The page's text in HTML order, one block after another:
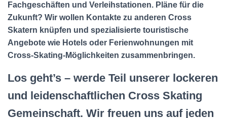
Fachgeschäften und Verleihstationen. Pläne für die
Zukunft? Wir wollen Kontakte zu anderen Cross
Skatern knüpfen und spezialisierte touristische
Angebote wie Hotels oder Ferienwohnungen mit
Cross-Skating-Möglichkeiten zusammenbringen.
Los geht’s – werde Teil unserer lockeren
und leidenschaftlichen Cross Skating
Gemeinschaft. Wir freuen uns auf jeden